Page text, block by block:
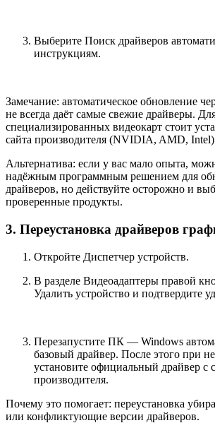
Выберите Поиск драйверов
инструкциям.
Замечание: автоматическое обновление
не всегда даёт самые свежие драйверы.
специализированных видеокарт стоит
сайта производителя (NVIDIA, AMD,
Альтернатива: если у вас мало опыта,
надёжным программным решением для
драйверов, но действуйте осторожно и
проверенные продукты.
3. Переустановка драйверов
Откройте Диспетчер устройств.
В разделе Видеоадаптеры правой
Удалить устройство и подтвердите
Перезапустите ПК — Windows
базовый драйвер. После этого при
установите официальный драйвер с
производителя.
Почему это помогает: переустановка
или конфликтующие версии драйверов.